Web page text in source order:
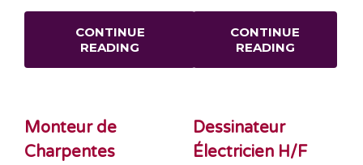
CONTINUE
READING
CONTINUE
READING
Monteur de
Charpentes
Dessinateur
Électricien H/F